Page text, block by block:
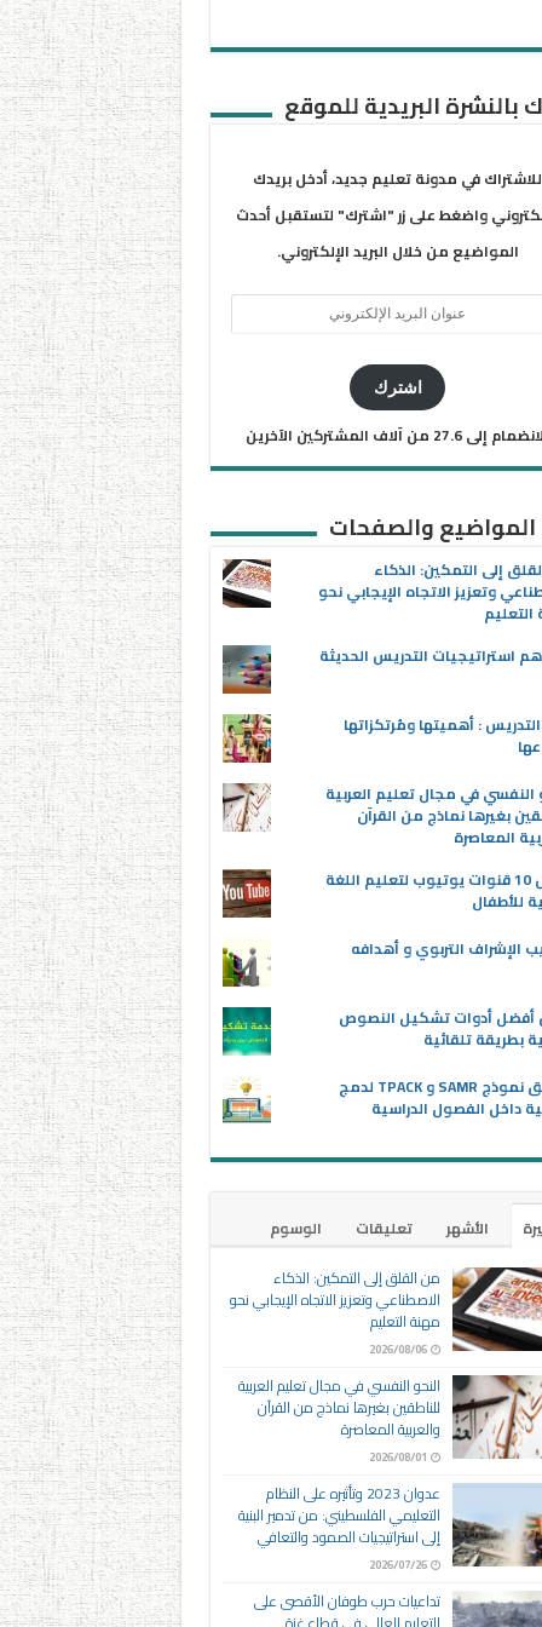
بالنشرة البريدية للموقع
للاشتراك في مدونة تعليم جديد، أدخل بريدك
واضغط على زر "اشترك" لتستقبل أحدث
المواضيع من خلال البريد الإلكتروني.
اشترك
إلى 27.6 من آلاف المشتركين الآخرين
المواضيع والصفحات
إلى التمكين: الذكاء
وتعزيز الاتجاه الإيجابي نحو
استراتيجيات التدريس الحديثة
: أهميتها ومُرتكزاتها
النفسي في مجال تعليم العربية
بغيرها نماذج من القرآن
المعاصرة
أفضل 10 قنوات يوتيوب لتعليم اللغة
للأطفال
الإشراف التربوي و أهدافه
أفضل أدوات تشكيل النصوص
بطريقة تلقائية
تطبيق نموذج SAMR و TPACK لدمج
داخل الفصول الدراسية
الأشهر تعليقات
الوسوم
من القلق إلى التمكين: الذكاء
الاصطناعي وتعزيز الاتجاه الإيجابي نحو
مهنة التعليم
2026/08/06
النحو النفسي في مجال تعليم العربية
للناطقين بغيرها نماذج من القرآن
والعربية المعاصرة
2026/08/01
عدوان 2023 وتأثيره على النظام
التعليمي الفلسطيني: من تدمير البنية
إلى استراتيجيات الصمود والتعافي
2026/07/26
تداعيات حرب طوفان الأقصى على